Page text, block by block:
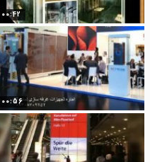
00:42
00:56